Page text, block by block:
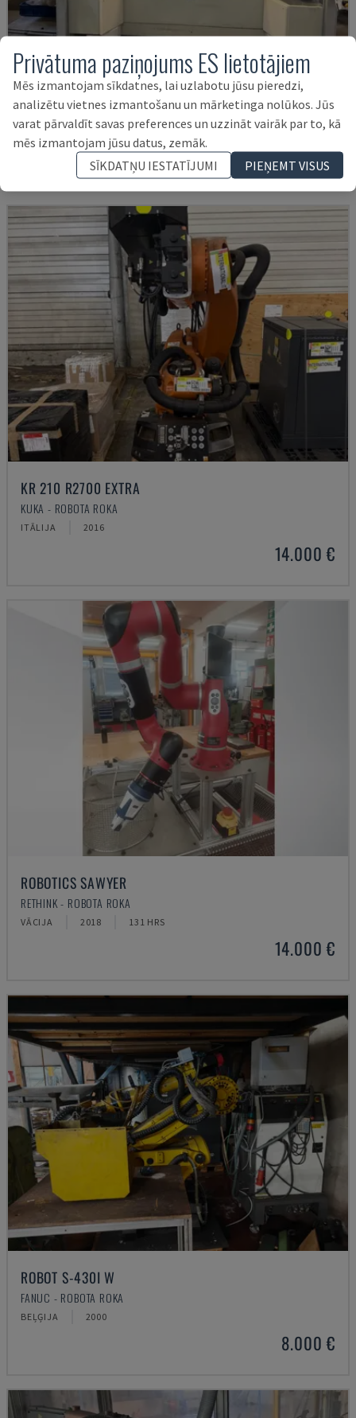
AUDI TSV D5 TÜR
CHANGO - ROBOTA ROKA
VĀCIJA 200 HRS
62.000 €
KR 210 R2700 EXTRA
KUKA - ROBOTA ROKA
ITĀLIJA 2016
14.000 €
ROBOTICS SAWYER
RETHINK - ROBOTA ROKA
VĀCIJA 2018 131 HRS
14.000 €
ROBOT S-430I W
FANUC - ROBOTA ROKA
BEĻĢIJA 2000
8.000 €
Privātuma paziņojums ES lietotājiem
Mēs izmantojam sīkdatnes, lai uzlabotu jūsu pieredzi,
analizētu vietnes izmantošanu un mārketinga nolūkos. Jūs
varat pārvaldīt savas preferences un uzzināt vairāk par to, kā
mēs izmantojam jūsu datus, zemāk.
SĪKDATŅU IESTATĪJUMI
PIEŅEMT VISUS